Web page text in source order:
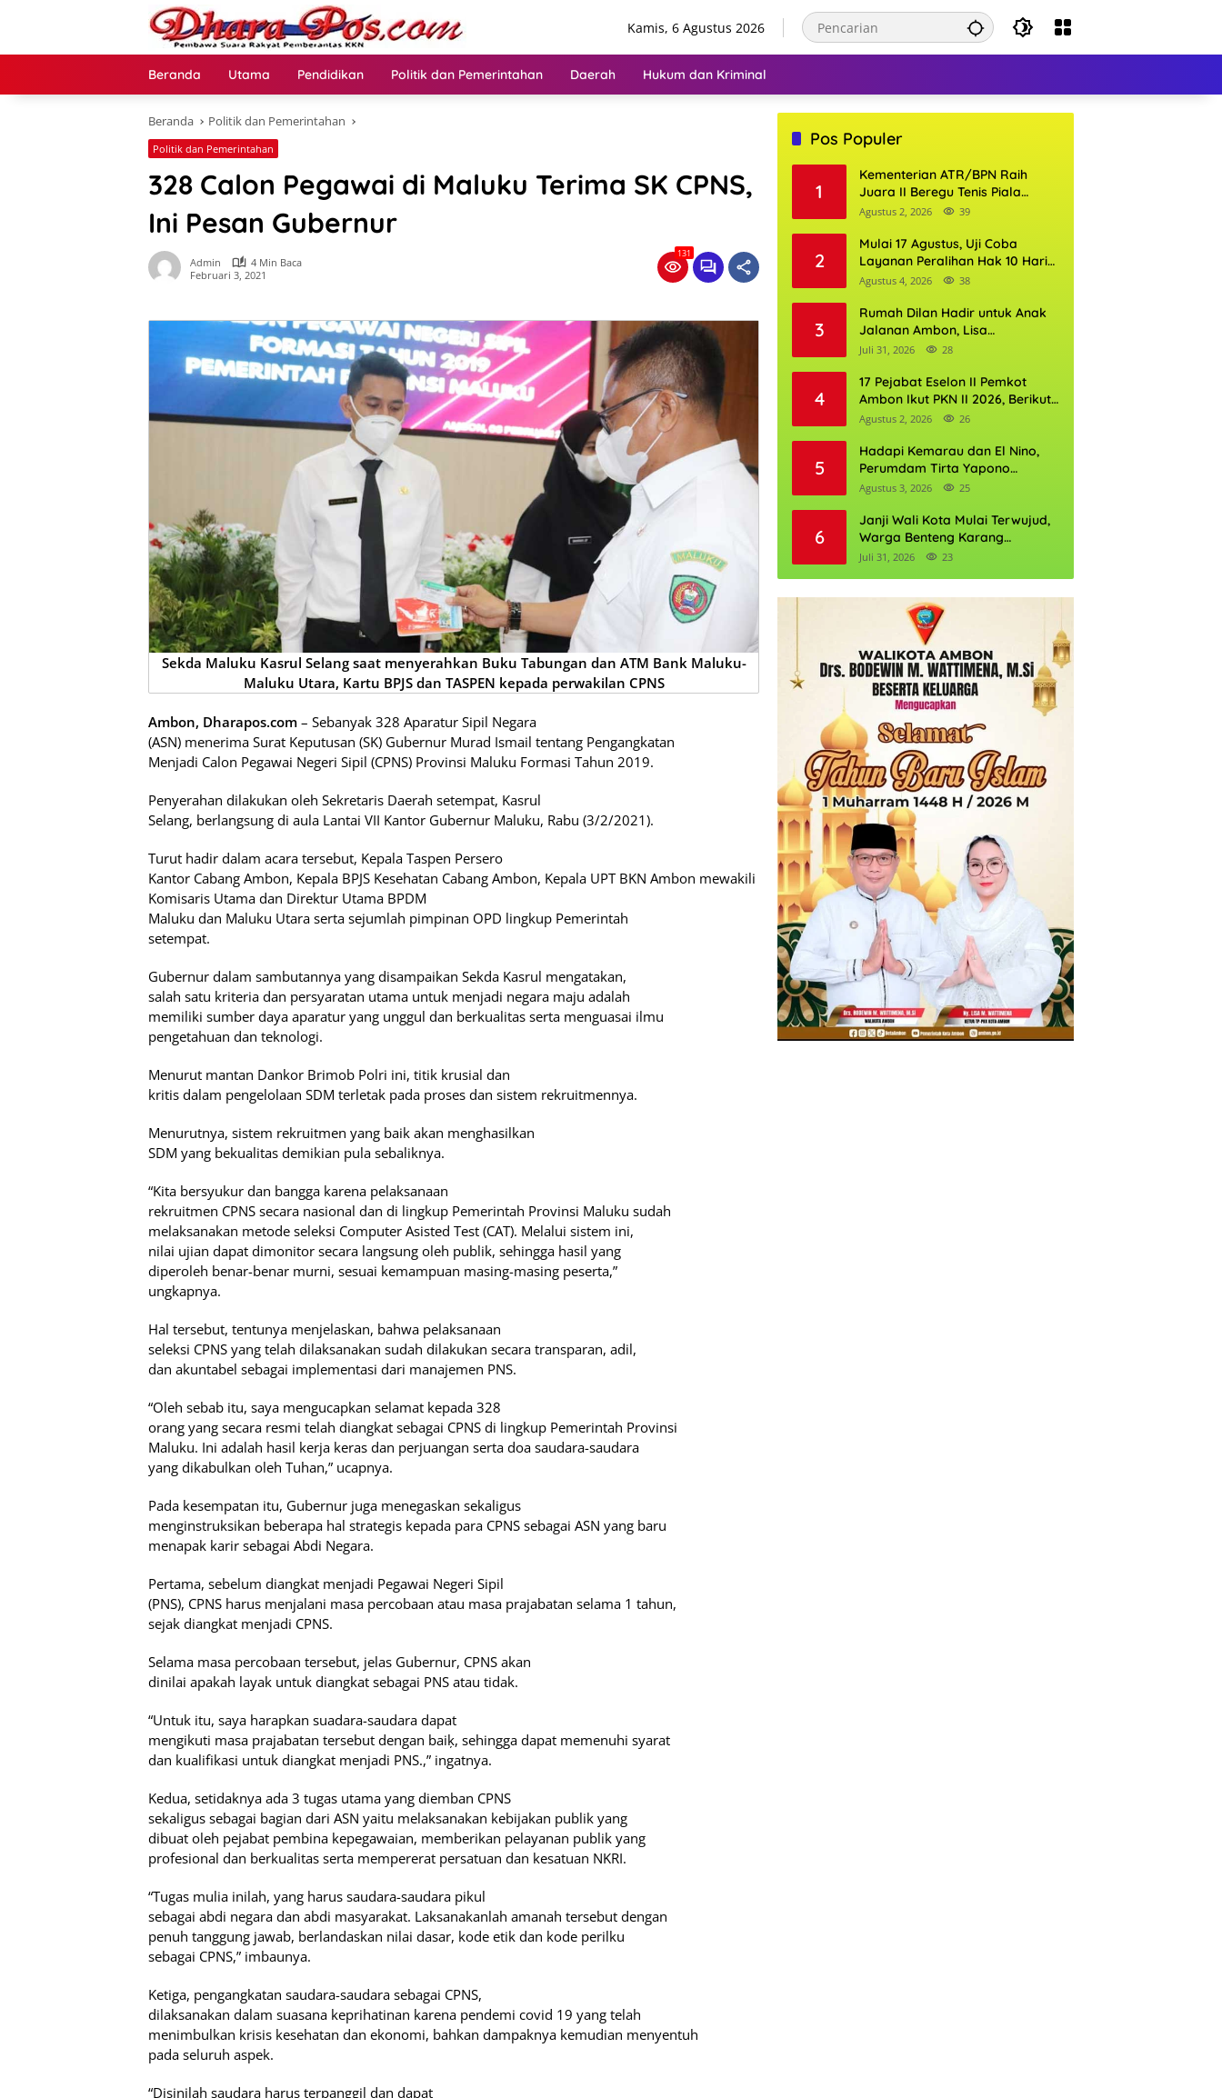
Kamis, 6 Agustus 2026
Beranda Utama Pendidikan Politik dan Pemerintahan Daerah Hukum dan Kriminal
Beranda Politik dan Pemerintahan
Politik dan Pemerintahan
328 Calon Pegawai di Maluku Terima SK CPNS,
Ini Pesan Gubernur
Admin
4 Min Baca
Februari 3, 2021
131
Sekda Maluku Kasrul Selang saat menyerahkan Buku Tabungan dan ATM Bank Maluku-
Maluku Utara, Kartu BPJS dan TASPEN kepada perwakilan CPNS
Ambon, Dharapos.com – Sebanyak 328 Aparatur Sipil Negara
(ASN) menerima Surat Keputusan (SK) Gubernur Murad Ismail tentang Pengangkatan
Menjadi Calon Pegawai Negeri Sipil (CPNS) Provinsi Maluku Formasi Tahun 2019.
Penyerahan dilakukan oleh Sekretaris Daerah setempat, Kasrul
Selang, berlangsung di aula Lantai VII Kantor Gubernur Maluku, Rabu (3/2/2021).
Turut hadir dalam acara tersebut, Kepala Taspen Persero
Kantor Cabang Ambon, Kepala BPJS Kesehatan Cabang Ambon, Kepala UPT BKN Ambon mewakili
Komisaris Utama dan Direktur Utama BPDM
Maluku dan Maluku Utara serta sejumlah pimpinan OPD lingkup Pemerintah
setempat.
Gubernur dalam sambutannya yang disampaikan Sekda Kasrul mengatakan,
salah satu kriteria dan persyaratan utama untuk menjadi negara maju adalah
memiliki sumber daya aparatur yang unggul dan berkualitas serta menguasai ilmu
pengetahuan dan teknologi.
Menurut mantan Dankor Brimob Polri ini, titik krusial dan
kritis dalam pengelolaan SDM terletak pada proses dan sistem rekruitmennya.
Menurutnya, sistem rekruitmen yang baik akan menghasilkan
SDM yang bekualitas demikian pula sebaliknya.
“Kita bersyukur dan bangga karena pelaksanaan
rekruitmen CPNS secara nasional dan di lingkup Pemerintah Provinsi Maluku sudah
melaksanakan metode seleksi Computer Asisted Test (CAT). Melalui sistem ini,
nilai ujian dapat dimonitor secara langsung oleh publik, sehingga hasil yang
diperoleh benar-benar murni, sesuai kemampuan masing-masing peserta,”
ungkapnya.
Hal tersebut, tentunya menjelaskan, bahwa pelaksanaan
seleksi CPNS yang telah dilaksanakan sudah dilakukan secara transparan, adil,
dan akuntabel sebagai implementasi dari manajemen PNS.
“Oleh sebab itu, saya mengucapkan selamat kepada 328
orang yang secara resmi telah diangkat sebagai CPNS di lingkup Pemerintah Provinsi
Maluku. Ini adalah hasil kerja keras dan perjuangan serta doa saudara-saudara
yang dikabulkan oleh Tuhan,” ucapnya.
Pada kesempatan itu, Gubernur juga menegaskan sekaligus
menginstruksikan beberapa hal strategis kepada para CPNS sebagai ASN yang baru
menapak karir sebagai Abdi Negara.
Pertama, sebelum diangkat menjadi Pegawai Negeri Sipil
(PNS), CPNS harus menjalani masa percobaan atau masa prajabatan selama 1 tahun,
sejak diangkat menjadi CPNS.
Selama masa percobaan tersebut, jelas Gubernur, CPNS akan
dinilai apakah layak untuk diangkat sebagai PNS atau tidak.
“Untuk itu, saya harapkan suadara-saudara dapat
mengikuti masa prajabatan tersebut dengan baiķ, sehingga dapat memenuhi syarat
dan kualifikasi untuk diangkat menjadi PNS.,” ingatnya.
Kedua, setidaknya ada 3 tugas utama yang diemban CPNS
sekaligus sebagai bagian dari ASN yaitu melaksanakan kebijakan publik yang
dibuat oleh pejabat pembina kepegawaian, memberikan pelayanan publik yang
profesional dan berkualitas serta mempererat persatuan dan kesatuan NKRI.
“Tugas mulia inilah, yang harus saudara-saudara pikul
sebagai abdi negara dan abdi masyarakat. Laksanakanlah amanah tersebut dengan
penuh tanggung jawab, berlandaskan nilai dasar, kode etik dan kode perilku
sebagai CPNS,” imbaunya.
Ketiga, pengangkatan saudara-saudara sebagai CPNS,
dilaksanakan dalam suasana keprihatinan karena pendemi covid 19 yang telah
menimbulkan krisis kesehatan dan ekonomi, bahkan dampaknya kemudian menyentuh
pada seluruh aspek.
“Disinilah saudara harus terpanggil dan dapat
Pos Populer
1
Kementerian ATR/BPN Raih
Juara II Beregu Tenis Piala
Gubernur DKI Jakarta 2026
Agustus 2, 2026 39
2
Mulai 17 Agustus, Uji Coba
Layanan Peralihan Hak 10 Hari
di 15 Kantor Pertanahan
Agustus 4, 2026 38
3
Rumah Dilan Hadir untuk Anak
Jalanan Ambon, Lisa
Wattimena: Tak Ada Anak yang
Depannya
Juli 31, 2026 28
4
17 Pejabat Eselon II Pemkot
Ambon Ikut PKN II 2026, Berikut
Daftarnya
Agustus 2, 2026 26
5
Hadapi Kemarau dan El Nino,
Perumdam Tirta Yapono
Perkuat Cadangan Air Ambon
Agustus 3, 2026 25
6
Janji Wali Kota Mulai Terwujud,
Warga Benteng Karang
Ditargetkan Nikmati Air Bersih
Juli 31, 2026 23